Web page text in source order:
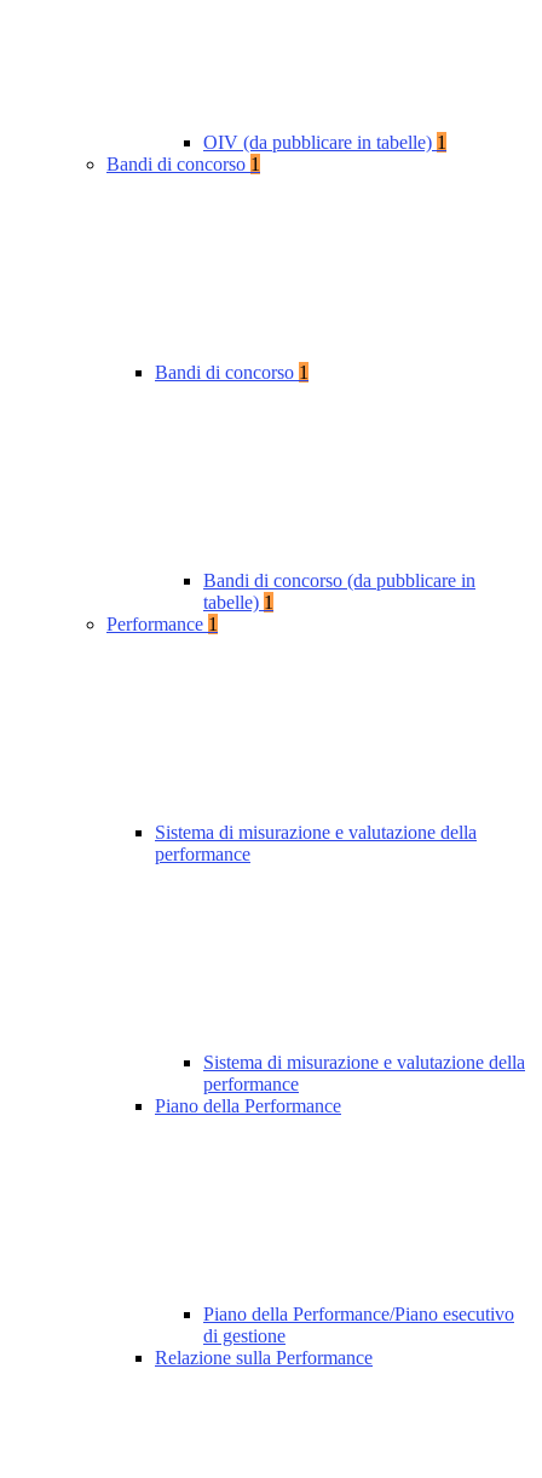
OIV (da pubblicare in tabelle) 1
Bandi di concorso 1
Bandi di concorso 1
Bandi di concorso (da pubblicare in
tabelle) 1
Performance 1
Sistema di misurazione e valutazione della
performance
Sistema di misurazione e valutazione della
performance
Piano della Performance
Piano della Performance/Piano esecutivo
di gestione
Relazione sulla Performance